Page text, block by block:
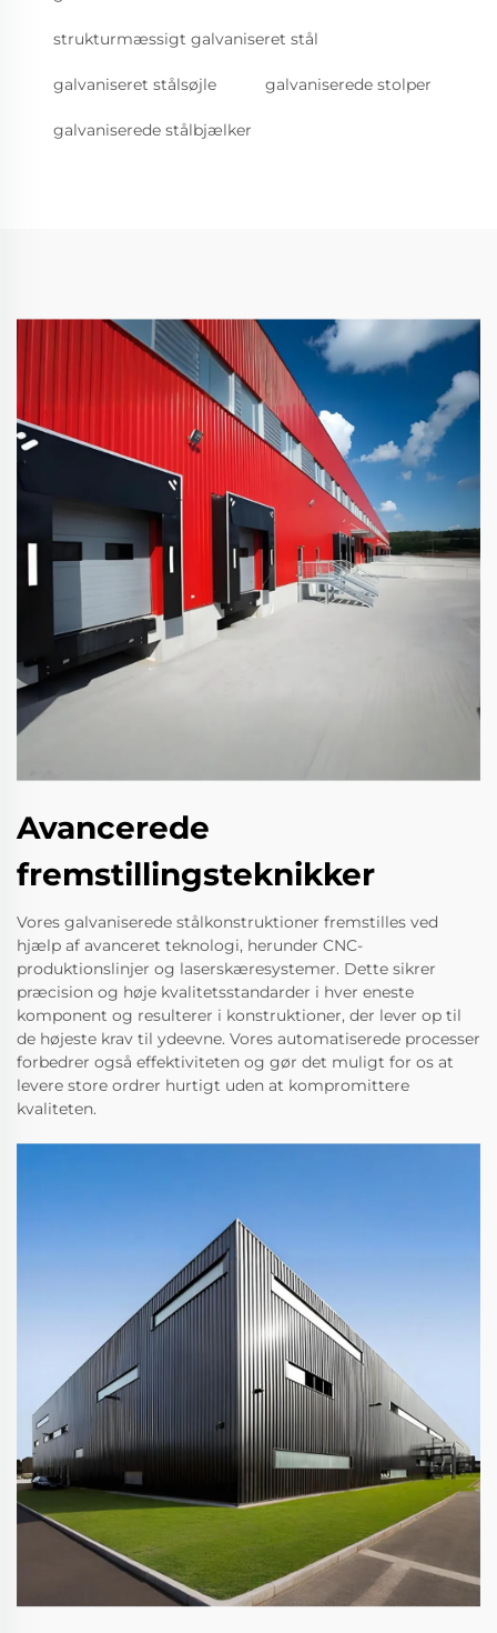
strukturmæssigt galvaniseret stål
galvaniseret stålsøjle galvaniserede stolper
galvaniserede stålbjælker
Avancerede
fremstillingsteknikker
Vores galvaniserede stålkonstruktioner fremstilles ved
hjælp af avanceret teknologi, herunder CNC-
produktionslinjer og laserskæresystemer. Dette sikrer
præcision og høje kvalitetsstandarder i hver eneste
komponent og resulterer i konstruktioner, der lever op til
de højeste krav til ydeevne. Vores automatiserede processer
forbedrer også effektiviteten og gør det muligt for os at
levere store ordrer hurtigt uden at kompromittere
kvaliteten.